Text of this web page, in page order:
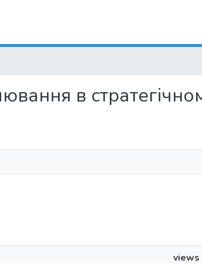
в
views